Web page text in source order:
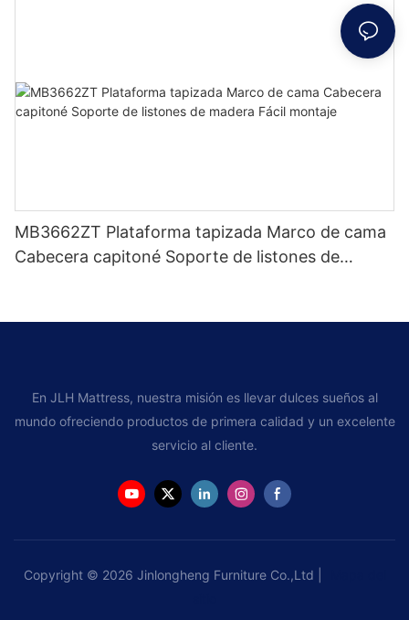
MB3662ZT Plataforma tapizada Marco de cama
Cabecera capitoné Soporte de listones de
En JLH Mattress, nuestra misión es llevar dulces sueños al
mundo ofreciendo productos de primera calidad y un excelente
servicio al cliente.
Copyright © 2026 Jinlongheng Furniture Co.,Ltd |